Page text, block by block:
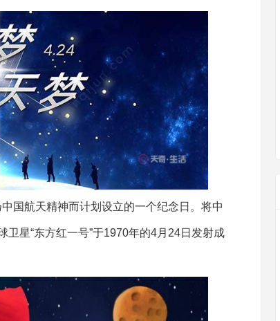
航天精神而计划设立的一个纪念日。将中
星“东方红一号”于1970年的4月24日发射成